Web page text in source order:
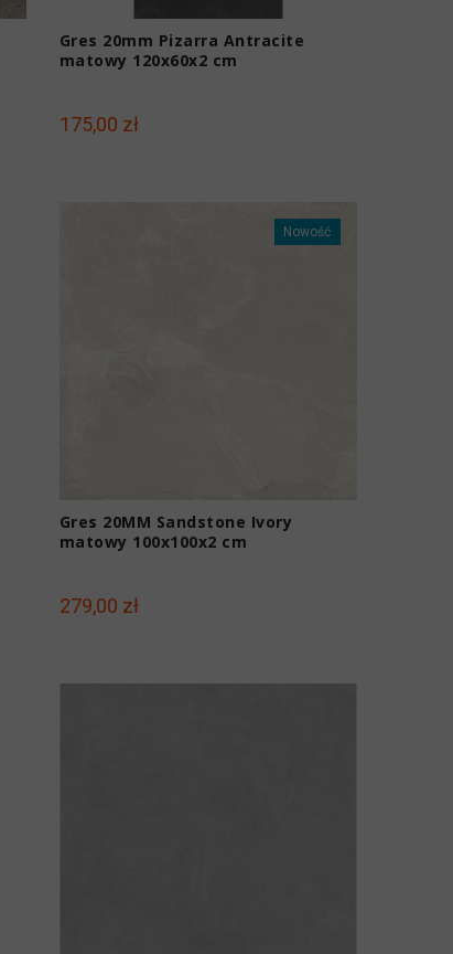
Gres 20mm Pizarra Antracite
matowy 120x60x2 cm
175,00 zł
Nowość
Gres 20MM Sandstone Ivory
matowy 100x100x2 cm
279,00 zł